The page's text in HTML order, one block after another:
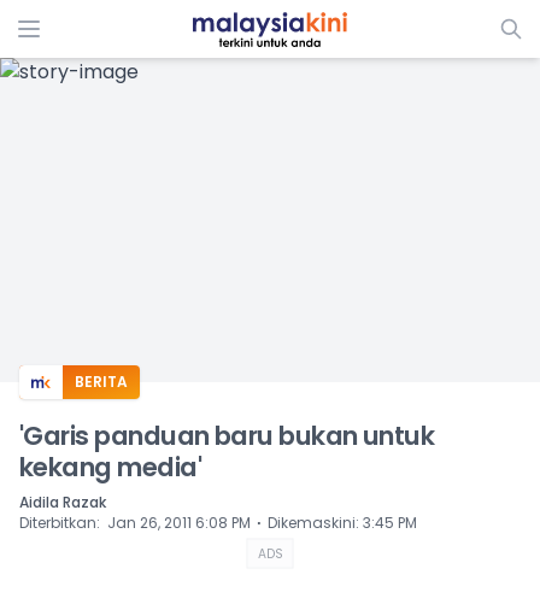
ADS
BERITA
'Garis panduan baru bukan untuk
kekang media'
Aidila Razak
Diterbitkan: Jan 26, 2011 6:08 PM ⋅ Dikemaskini: 3:45 PM
ADS